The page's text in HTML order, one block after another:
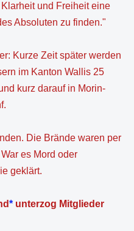
und Freiheit eine
Absoluten zu finden."
Kurze Zeit später werden
im Kanton Wallis 25
kurz darauf in Morin-
Die Brände waren per
es Mord oder
geklärt.
* unterzog Mitglieder